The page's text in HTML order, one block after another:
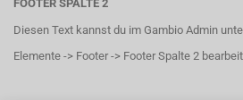
FOOTER SPALTE 2
Diesen Text kannst du im Gambio Admin
Elemente -> Footer -> Footer Spalte 2